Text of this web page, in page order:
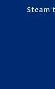
Steam